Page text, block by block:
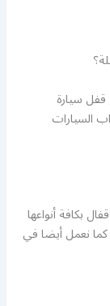
قفل سيارة
السيارات
بكافة أنواعها
نعمل أيضا في